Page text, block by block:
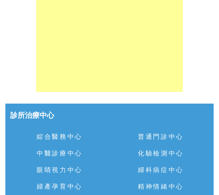
診所治療中心
綜合醫務中心 普通門診中心
中醫診療中心 化驗檢測中心
眼睛視力中心 婦科病症中心
婦產孕育中心 精神情緒中心